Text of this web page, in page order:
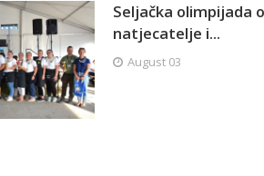
Seljačka olimpijada
natjecatelje i...
August 03